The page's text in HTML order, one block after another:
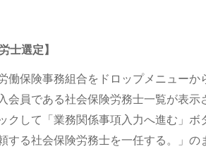
士選定】
働保険事務組合をドロップメニューか
会員である社会保険労務士一覧が表示
クして「業務関係事項入力へ進む」ボ
する社会保険労務士を一任する。」の